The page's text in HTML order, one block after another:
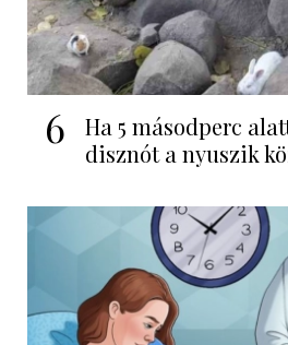
6
Ha 5 másodperc
disznót a nyuszik